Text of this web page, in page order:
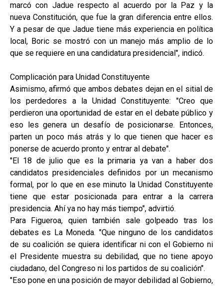
marcó con Jadue respecto al acuerdo por la Paz y la
nueva Constitución, que fue la gran diferencia entre ellos.
Y a pesar de que Jadue tiene más experiencia en política
local, Boric se mostró con un manejo más amplio de lo
que se requiere en una candidatura presidencial", indicó.
Complicación para Unidad Constituyente
Asimismo, afirmó que ambos debates dejan en el sitial de
los perdedores a la Unidad Constituyente: "Creo que
perdieron una oportunidad de estar en el debate público y
eso les genera un desafío de posicionarse. Entonces,
parten un poco más atrás y lo que tienen que hacer es
ponerse de acuerdo pronto y entrar al debate".
"El 18 de julio que es la primaria ya van a haber dos
candidatos presidenciales definidos por un mecanismo
formal, por lo que en ese minuto la Unidad Constituyente
tiene que estar posicionada para entrar a la carrera
presidencia. Ahí ya no hay más tiempo", advirtió.
Para Figueroa, quien también sale golpeado tras los
debates es La Moneda. "Que ninguno de los candidatos
de su coalición se quiera identificar ni con el Gobierno ni
el Presidente muestra su debilidad, que no tiene apoyo
ciudadano, del Congreso ni los partidos de su coalición".
"Eso pone en una posición de mayor debilidad al Gobierno,